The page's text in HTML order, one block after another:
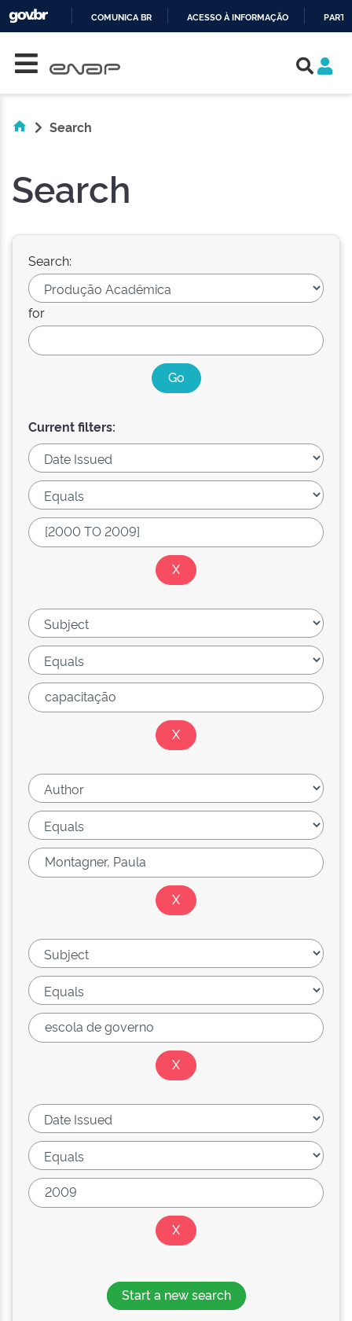
COMUNICA BR ACESSO À INFORMAÇÃO
Search
Search
Search:
for
Current filters:
Start a new search